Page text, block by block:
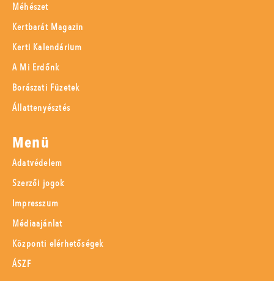
Méhészet
Kertbarát Magazin
Kerti Kalendárium
A Mi Erdőnk
Borászati Füzetek
Állattenyésztés
Menü
Adatvédelem
Szerzői jogok
Impresszum
Médiaajánlat
Központi elérhetőségek
ÁSZF